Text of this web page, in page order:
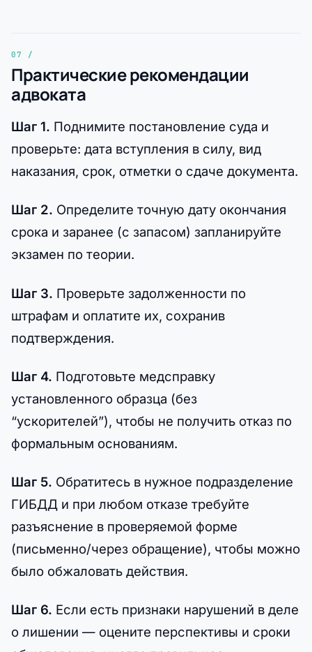
Практические рекомендации
адвоката
Шаг 1. Поднимите постановление суда и
проверьте: дата вступления в силу, вид
наказания, срок, отметки о сдаче документа.
Шаг 2. Определите точную дату окончания
срока и заранее (с запасом) запланируйте
экзамен по теории.
Шаг 3. Проверьте задолженности по
штрафам и оплатите их, сохранив
подтверждения.
Шаг 4. Подготовьте медсправку
установленного образца (без
“ускорителей”), чтобы не получить отказ по
формальным основаниям.
Шаг 5. Обратитесь в нужное подразделение
ГИБДД и при любом отказе требуйте
разъяснение в проверяемой форме
(письменно/через обращение), чтобы можно
было обжаловать действия.
Шаг 6. Если есть признаки нарушений в деле
о лишении — оцените перспективы и сроки